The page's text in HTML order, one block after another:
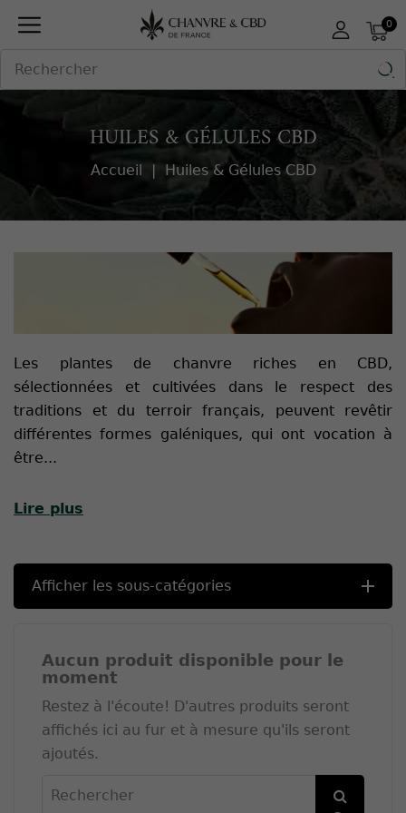
0

HUILES & GÉLULES CBD
Accueil Huiles & Gélules CBD
Les plantes de chanvre riches en CBD,
sélectionnées et cultivées dans le respect des
traditions et du terroir français, peuvent revêtir
différentes formes galéniques, qui ont vocation à
être...
Lire plus
Afficher les sous-catégories
Aucun produit disponible pour le
moment
Restez à l'écoute! D'autres produits seront
affichés ici au fur et à mesure qu'ils seront
ajoutés.
Panneau de gestion des cookies